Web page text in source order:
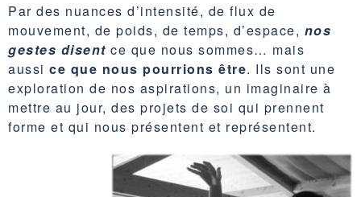
Par des nuances d’intensité, de flux de
mouvement, de poids, de temps, d’espace, nos
gestes disent ce que nous sommes… mais
aussi ce que nous pourrions être. Ils sont une
exploration de nos aspirations, un imaginaire à
mettre au jour, des projets de soi qui prennent
forme et qui nous présentent et représentent.